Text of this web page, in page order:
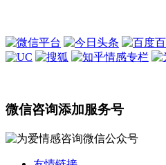
微信咨询添加服务号